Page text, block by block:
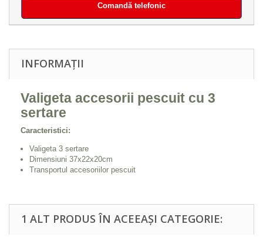
Comandă telefonic
INFORMAȚII
Valigeta accesorii pescuit cu 3
sertare
Caracteristici:
Valigeta 3 sertare
Dimensiuni 37x22x20cm
Transportul accesoriilor pescuit
1 ALT PRODUS ÎN ACEEAȘI CATEGORIE: